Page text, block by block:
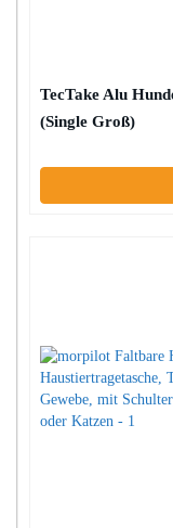
TecTake Alu
(Single Groß)